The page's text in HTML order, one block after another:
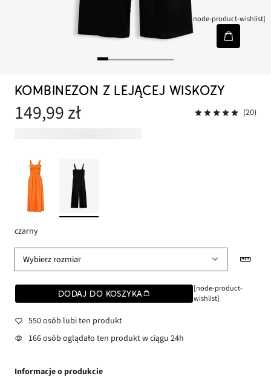
[node-product-wishlist]
KOMBINEZON Z LEJĄCEJ WISKOZY
149,99 zł (20)
czarny
Wybierz rozmiar
DODAJ DO KOSZYKA
[node-product-
wishlist]
550 osób lubi ten produkt
166 osób oglądało ten produkt w ciągu 24h
Informacje o produkcie